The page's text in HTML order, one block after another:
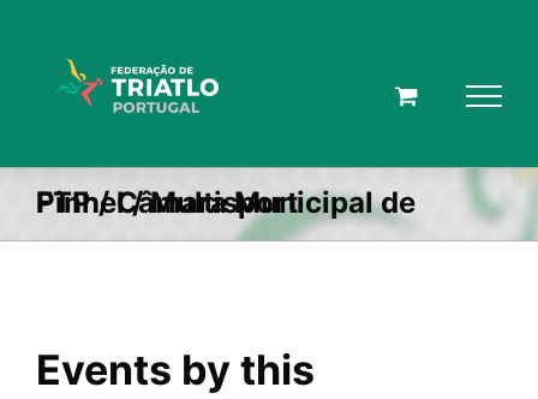
FTP / Câmara Municipal de Pinhel / Multisport
Events by this